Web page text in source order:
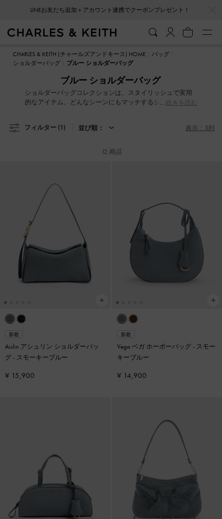
LINEお友だち追加＋アカウント連携でクーポンプレゼント！
LINEお友だち追加＋アカウント連携でクーポンプレゼント！
CHARLES & KEITH (チャールズアンドキース) HOME
バッグ
ショルダーバッグ
ブルー ショルダーバッグ
ブルー ショルダーバッグ
ショルダーバッグコレクションは、スタイリッシュで実用
的なアイテム、どんなシーンにもマッチするショルダーバ
イテムです。カジュアルでシックなTシャツとジーンズのコ
さをプラス。テクスチャーや柄が特徴的なショルダーバッ
続きを読む
フィルター (1) 並び順： 表示：3列
12 商品
新着
Aislin アシュリン ショルダーバッ
グ- スモーキーブルー
¥ 15,900
新着
Vega ベガ ホーボーバッグ- スモー
キーブルー
¥ 14,900